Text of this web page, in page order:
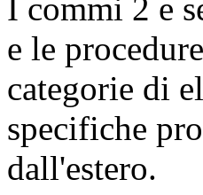
I commi 2 e
e le
categorie di
specifiche
dall'estero.